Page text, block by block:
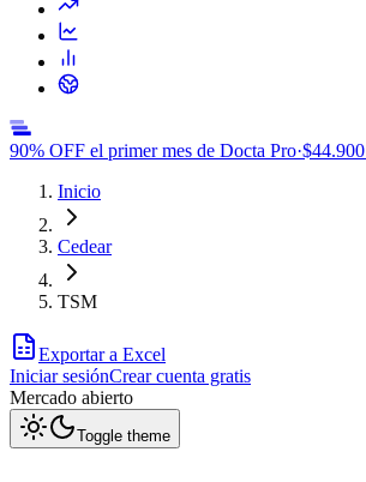
90% OFF el primer mes de Docta Pro·$44.900
Inicio
Cedear
TSM
Exportar a Excel
Iniciar sesiónCrear cuenta gratis
Mercado abierto
Toggle theme